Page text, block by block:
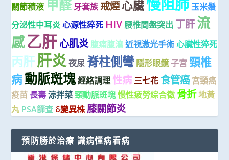
關節積液 甲醛 牙套族 戒煙心臟慢阻肺 玉米鬚
分泌性中耳炎 心源性猝死 HIV 腰椎間盤突出 丁肝流
感乙肝心肌炎 腹痛腹瀉 近視激光手術 心臟性猝死
丙肝肝炎夜尿 脊柱側彎 隱形眼鏡 子宮 頸椎
病動脈斑塊經絡調理 性病 三七花 食管癌 宮頸癌
疫苗 長壽 涼拌菜 頸動脈斑塊慢性疲勞綜合徵 骨折地黃
丸 PSA篩查 δ變異株 膝關節炎
預防勝於治療 識病懂病看病